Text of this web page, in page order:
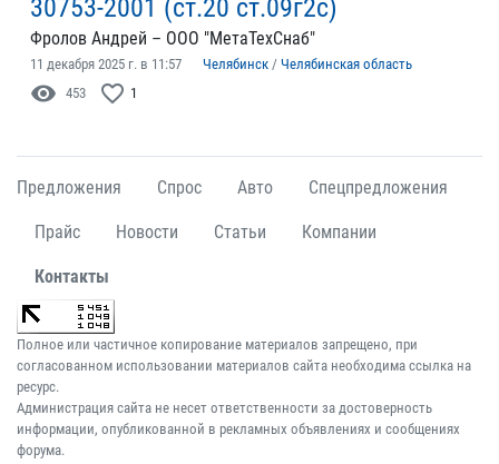
30753-2001 (ст.20 ст.09г2с)
Фролов Андрей – ООО "МетаТехСнаб"
11 декабря 2025 г. в 11:57 Челябинск / Челябинская область
visibility 453 favorite_border 1
Предложения Спрос Авто Спецпредложения
Прайс Новости Статьи Компании
Контакты
Полное или частичное копирование материалов запрещено, при
согласованном использовании материалов сайта необходима ссылка на
ресурс.
Администрация сайта не несет ответственности за достоверность
информации, опубликованной в рекламных объявлениях и сообщениях
форума.